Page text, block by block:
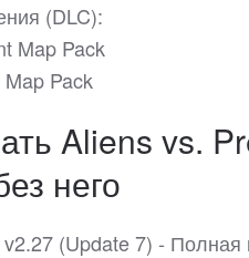
(DLC):
Map Pack
Pack
Aliens vs.
него
v2.27 (Update 7) - Полная